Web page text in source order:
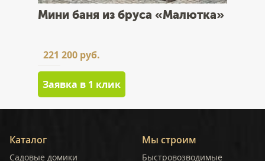
Мини баня из бруса «Малютка»
221 200 руб.
Заявка в 1 клик
Каталог
Садовые домики
Мы строим
Быстровозводимые